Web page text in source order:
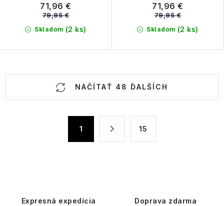
Skladom (2 ks)
71,96 €
79,95 €
Skladom (2 ks)
71,96 €
79,95 €
NAČÍTAŤ 48 ĎALŠÍCH
1 15
Expresná expedícia Doprava zdarma